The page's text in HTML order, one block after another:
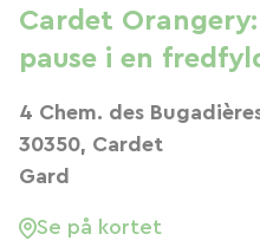
Cardet
pause i en
4 Chem. des
30350, Cardet
Gard
Se på kortet